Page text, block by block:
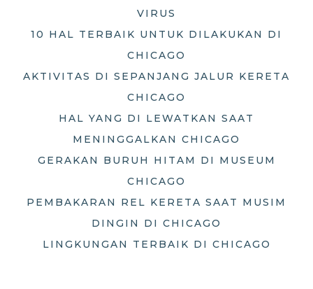
VIRUS
10 HAL TERBAIK UNTUK DILAKUKAN DI
CHICAGO
AKTIVITAS DI SEPANJANG JALUR KERETA
CHICAGO
HAL YANG DI LEWATKAN SAAT
MENINGGALKAN CHICAGO
GERAKAN BURUH HITAM DI MUSEUM
CHICAGO
PEMBAKARAN REL KERETA SAAT MUSIM
DINGIN DI CHICAGO
LINGKUNGAN TERBAIK DI CHICAGO